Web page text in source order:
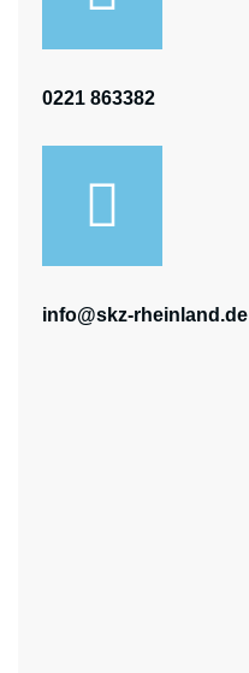
0221 863382
info@skz-rheinland.de